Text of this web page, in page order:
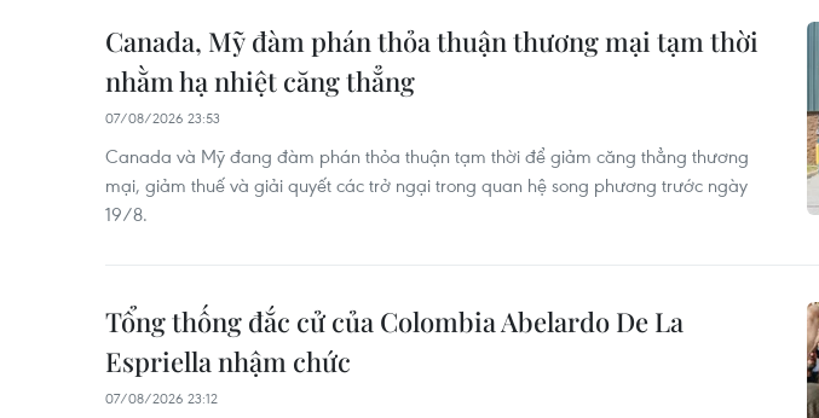
Canada, Mỹ đàm phán thỏa thuận thương mại tạm thời
nhằm hạ nhiệt căng thẳng
07/08/2026 23:53
Canada và Mỹ đang đàm phán thỏa thuận tạm thời để giảm căng thẳng thương
mại, giảm thuế và giải quyết các trở ngại trong quan hệ song phương trước ngày
19/8.
Tổng thống đắc cử của Colombia Abelardo De La
Espriella nhậm chức
07/08/2026 23:12